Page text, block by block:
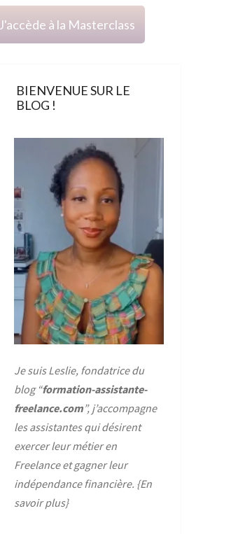
J'accède à la Masterclass
BIENVENUE SUR LE
BLOG !
Je suis Leslie, fondatrice du
blog “formation-assistante-
freelance.com”, j’accompagne
les assistantes qui désirent
exercer leur métier en
Freelance et gagner leur
indépendance financière. {En
savoir plus}